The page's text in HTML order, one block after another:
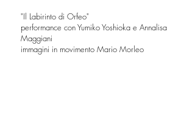
"Il Labirinto di Orfeo"
performance con Yumiko Yoshioka e Annalisa
Maggiani
immagini in movimento Mario Morleo